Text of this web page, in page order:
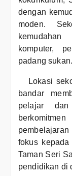
dengan
moden.
komputer,
padang sukan.
Lokasi
bandar
pelajar
fokus
Taman Seri
pendidikan di